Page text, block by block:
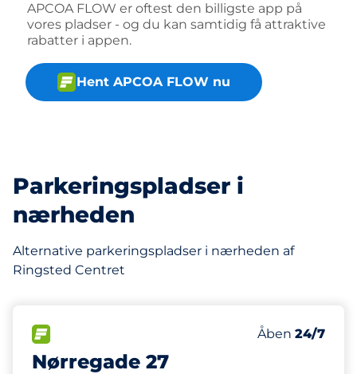
APCOA FLOW er oftest den billigste app på
vores pladser - og du kan samtidig få attraktive
rabatter i appen.
Hent APCOA FLOW nu
Parkeringspladser i
nærheden
Alternative parkeringspladser i nærheden af
Ringsted Centret
Nørregade 27
Antal
Antal pladser
23
Torsdag&nbsp
Åben 24/7
112 m